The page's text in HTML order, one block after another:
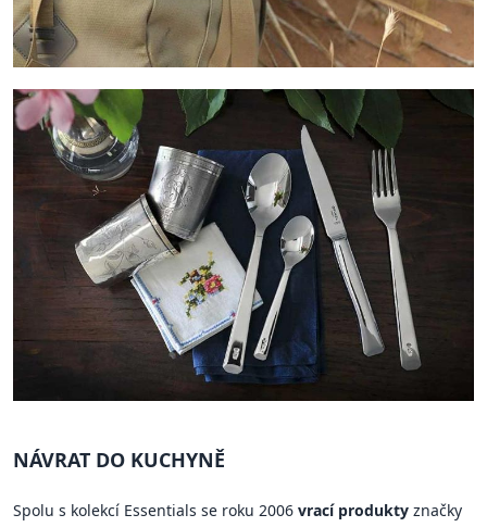
NÁVRAT DO KUCHYNĚ
Spolu s kolekcí Essentials se roku 2006 vrací produkty značky